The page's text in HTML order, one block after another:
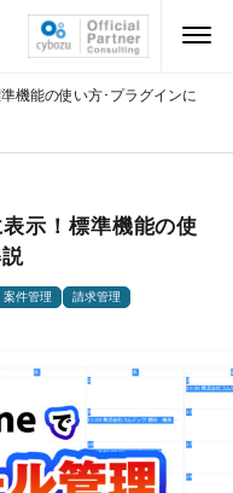
機能の使い方･プラグインに
示！標準機能の使
案件管理
請求管理